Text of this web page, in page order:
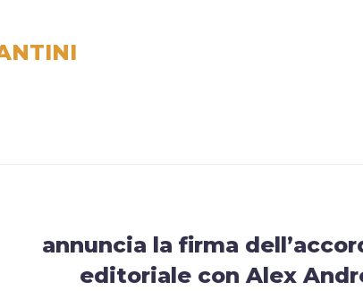
annuncia la firma
editoriale con Alex